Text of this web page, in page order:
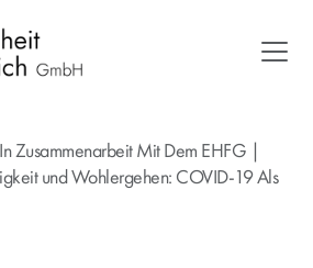
Zusammenarbeit Mit Dem EHFG |
und Wohlergehen: COVID-19 Als